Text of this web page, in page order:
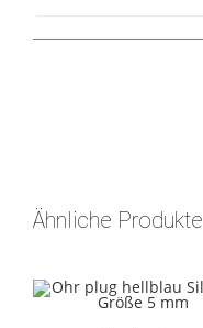
Ähnliche Produkte